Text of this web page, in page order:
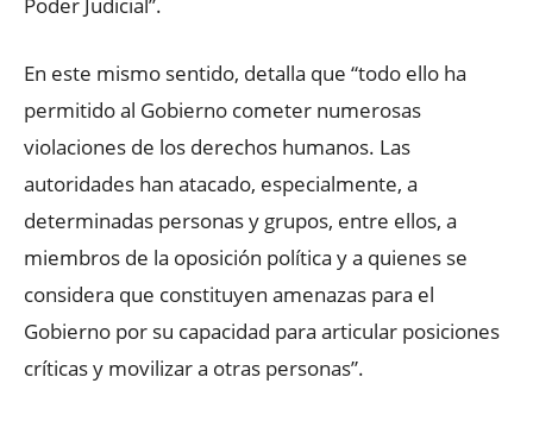
En este mismo sentido, detalla que “todo ello ha
permitido al Gobierno cometer numerosas
violaciones de los derechos humanos. Las
autoridades han atacado, especialmente, a
determinadas personas y grupos, entre ellos, a
miembros de la oposición política y a quienes se
considera que constituyen amenazas para el
Gobierno por su capacidad para articular posiciones
críticas y movilizar a otras personas”.